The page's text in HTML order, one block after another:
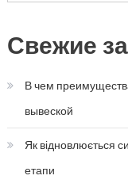
Свежие
В чем
вывеской
Як відновлюється
етапи